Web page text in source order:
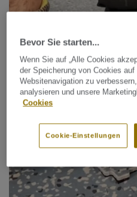
Bevor Sie starten...
Wenn Sie auf „Alle Cookies
der Speicherung von Cookies
Websitenavigation zu
analysieren und unsere
Cookies
Cookie-Einstellungen